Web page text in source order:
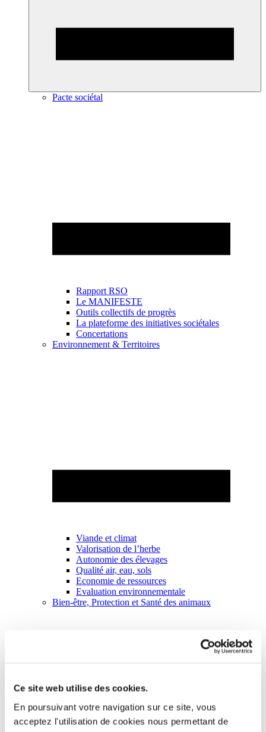
Ce site web utilise des cookies.
En poursuivant votre navigation sur ce site, vous
acceptez l'utilisation de cookies nous permettant de
Pacte sociétal
Rapport RSO
Le MANIFESTE
Outils collectifs de progrès
La plateforme des initiatives sociétales
Concertations
Environnement & Territoires
Viande et climat
Valorisation de l’herbe
Autonomie des élevages
Qualité air, eau, sols
Economie de ressources
Evaluation environnementale
Bien-être, Protection et Santé des animaux